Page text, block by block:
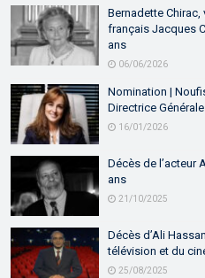
Bernadette Chirac,
français Jacques
ans
06/06/2026
Nomination |
Directrice
16/01/2026
Décès de l’acteur
ans
21/10/2025
Décès d’Ali
télévision et du
25/08/2025